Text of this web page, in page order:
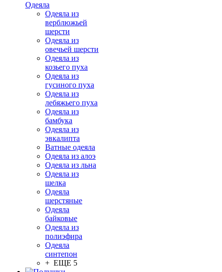
Одеяла
Одеяла из
верблюжьей
шерсти
Одеяла из
овечьей шерсти
Одеяла из
козьего пуха
Одеяла из
гусиного пуха
Одеяла из
лебяжьего пуха
Одеяла из
бамбука
Одеяла из
эвкалипта
Ватные одеяла
Одеяла из алоэ
Одеяла из льна
Одеяла из
шелка
Одеяла
шерстяные
Одеяла
байковые
Одеяла из
полиэфира
Одеяла
синтепон
+ ЕЩЕ 5